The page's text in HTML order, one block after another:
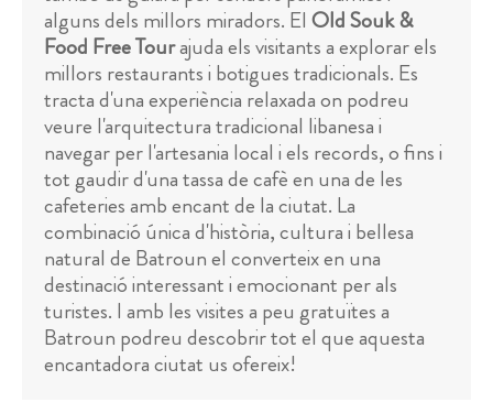
alguns dels millors miradors. El Old Souk &
Food Free Tourajuda els visitants a explorar els
millors restaurants i botigues tradicionals. Es
tracta d'una experiència relaxada on podreu
veure l'arquitectura tradicional libanesa i
navegar per l'artesania local i els records, o fins i
tot gaudir d'una tassa de cafè en una de les
cafeteries amb encant de la ciutat. La
combinació única d'història, cultura i bellesa
natural de Batroun el converteix en una
destinació interessant i emocionant per als
turistes. I amb les visites a peu gratuïtes a
Batroun podreu descobrir tot el que aquesta
encantadora ciutat us ofereix!